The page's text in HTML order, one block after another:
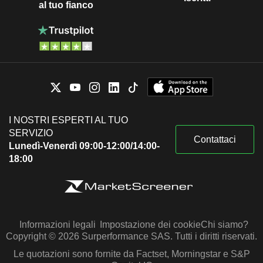
al tuo fianco
I NOSTRI ESPERTI AL TUO
SERVIZIO
Lunedì-Venerdì 09:00-12:00/14:00-
18:00
Contattaci
Informazioni legali Impostazione dei cookieChi siamo?
Copyright © 2026 Surperformance SAS. Tutti i diritti riservati.
Le quotazioni sono fornite da Factset, Morningstar e S&P